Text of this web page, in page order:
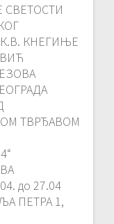
КНЕГИЊЕ
ТВРЂАВОМ
до 27.04
ПЕТРА 1,